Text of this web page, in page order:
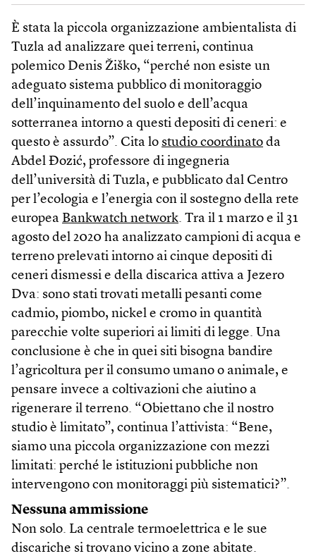
È stata la piccola organizzazione ambientalista di
Tuzla ad analizzare quei terreni, continua
polemico Denis Žiško, “perché non esiste un
adeguato sistema pubblico di monitoraggio
dell’inquinamento del suolo e dell’acqua
sotterranea intorno a questi depositi di ceneri: e
questo è assurdo”. Cita lo studio coordinato da
Abdel Đozić, professore di ingegneria
dell’università di Tuzla, e pubblicato dal Centro
per l’ecologia e l’energia con il sostegno della rete
europea Bankwatch network. Tra il 1 marzo e il 31
agosto del 2020 ha analizzato campioni di acqua e
terreno prelevati intorno ai cinque depositi di
ceneri dismessi e della discarica attiva a Jezero
Dva: sono stati trovati metalli pesanti come
cadmio, piombo, nickel e cromo in quantità
parecchie volte superiori ai limiti di legge. Una
conclusione è che in quei siti bisogna bandire
l’agricoltura per il consumo umano o animale, e
pensare invece a coltivazioni che aiutino a
rigenerare il terreno. “Obiettano che il nostro
studio è limitato”, continua l’attivista: “Bene,
siamo una piccola organizzazione con mezzi
limitati: perché le istituzioni pubbliche non
intervengono con monitoraggi più sistematici?”.
Nessuna ammissione
Non solo. La centrale termoelettrica e le sue
discariche si trovano vicino a zone abitate.